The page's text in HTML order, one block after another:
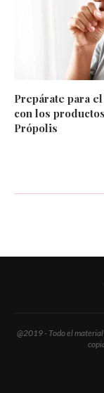
Prepárate para
con los
Própolis
@2019 - Todo el